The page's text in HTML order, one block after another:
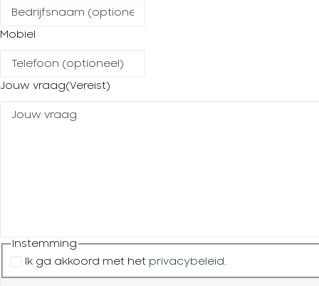
Mobiel
Jouw vraag(Vereist)
Instemming
Ik ga akkoord met het privacybeleid.